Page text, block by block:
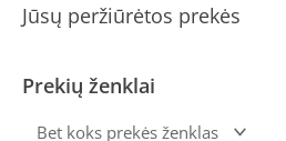
Jūsų peržiūrėtos prekės
Prekių ženklai